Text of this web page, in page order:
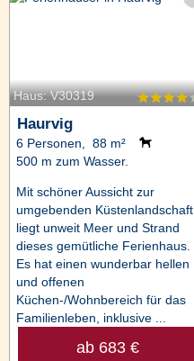
Haus: V30319
Haurvig
6 Personen, 88 m²
500 m zum Wasser.
Mit schöner Aussicht zur
umgebenden Küstenlandschaft
liegt unweit Meer und Strand
dieses gemütliche Ferienhaus.
Es hat einen wunderbar hellen
und offenen
Küchen-/Wohnbereich für das
Familienleben, inklusive ...
ab 683 €